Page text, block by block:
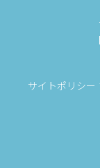
サイトポリシー